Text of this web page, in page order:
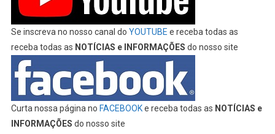
Se inscreva no nosso canal do YOUTUBE e receba todas as
receba todas as NOTÍCIAS e INFORMAÇÕES do nosso site
Curta nossa página no FACEBOOKe receba todas as NOTÍCIAS e
INFORMAÇÕES do nosso site